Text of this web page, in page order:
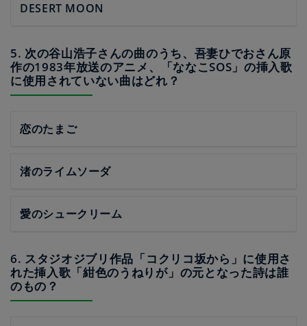
DESERT MOON
5. 次の谷山浩子さんの曲のうち、吾妻ひでおさん原
作の1983年放送のアニメ、「ななこSOS」の挿入歌
に使用されていない曲はどれ？
恋のたまご
渚のライムソーダ
愛のシュークリーム
6. スタジオジブリ作品「コクリコ坂から」に使用さ
れた挿入歌「紺色のうねりが」の元となった詩は誰
のもの？